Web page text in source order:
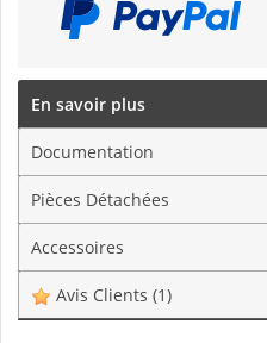
En savoir plus
Documentation
Pièces Détachées
Accessoires
Avis Clients (1)